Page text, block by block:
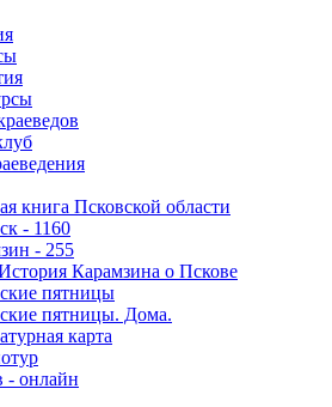
книга Псковской области
- 1160
- 255
Карамзина о Пскове
пятницы
пятницы. Дома.
карта
- онлайн